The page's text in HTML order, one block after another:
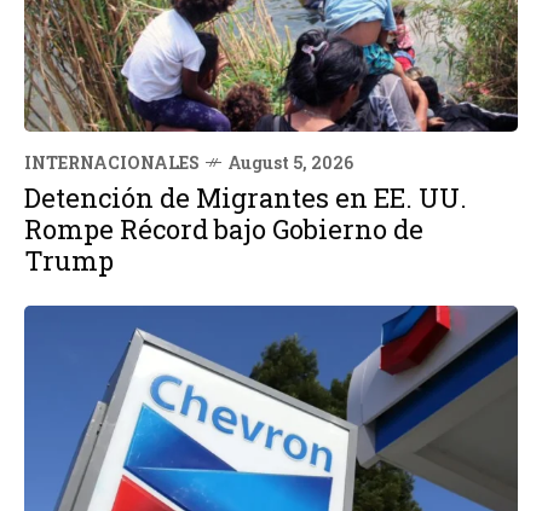
INTERNACIONALES August 5, 2026
Detención de Migrantes en EE. UU.
Rompe Récord bajo Gobierno de
Trump